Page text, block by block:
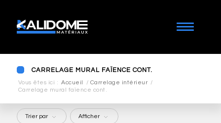
CARRELAGE MURAL FAÏENCE CONT.
Vous êtes ici : Accueil / Carrelage intérieur /
Carrelage mural faïence cont.
Trier par Afficher